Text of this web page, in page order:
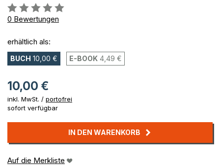
Bewertung::
0%
0 Bewertungen
erhältlich als:
BUCH 10,00 € E-BOOK 4,49 €
10,00 €
inkl. MwSt. / portofrei
sofort verfügbar
IN DEN WARENKORB
Auf die Merkliste